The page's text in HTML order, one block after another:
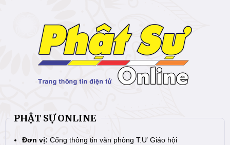
PHẬT SỰ ONLINE
Đơn vị: Cổng thông tin văn phòng T.Ư Giáo hội